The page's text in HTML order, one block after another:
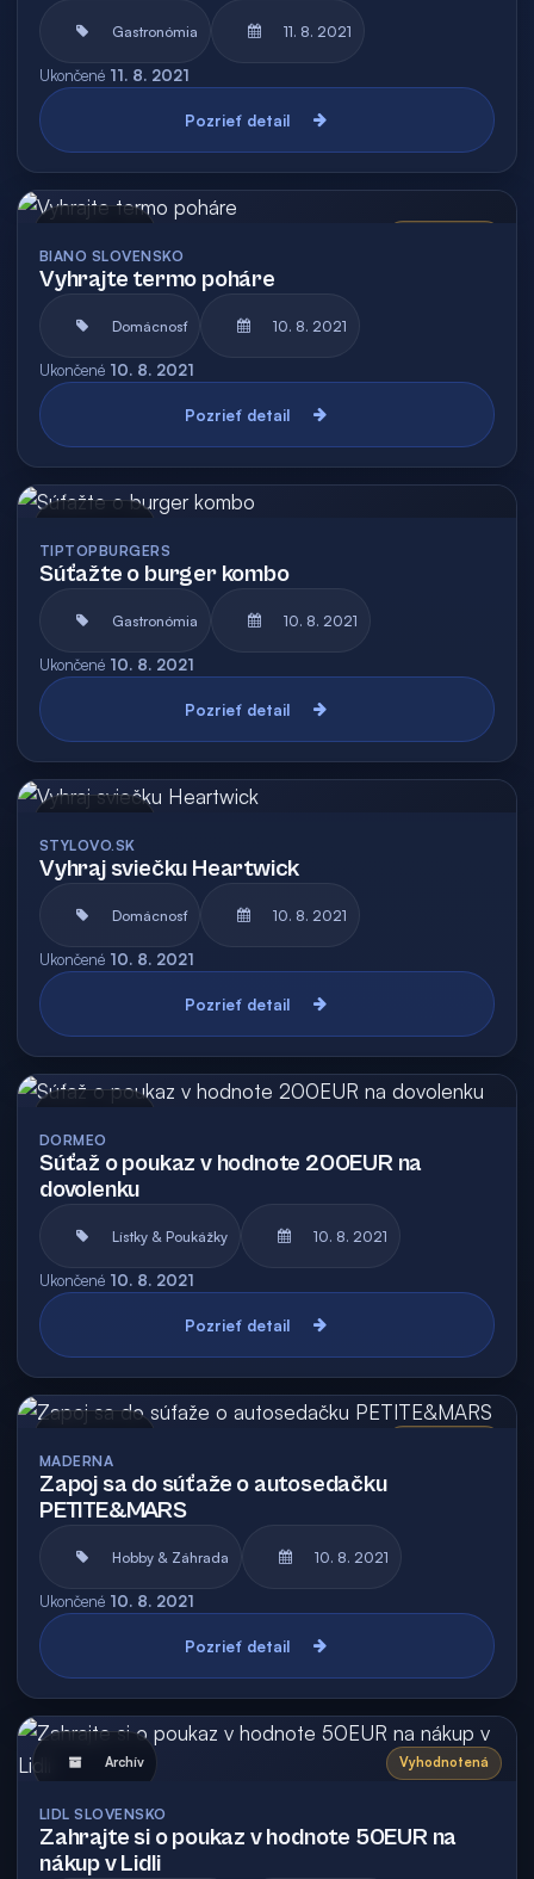
Gastronómia 11. 8. 2021
Ukončené 11. 8. 2021
Pozrieť detail
BIANO SLOVENSKO
Vyhrajte termo poháre
Domácnosť 10. 8. 2021
Ukončené 10. 8. 2021
Pozrieť detail
TIPTOPBURGERS
Súťažte o burger kombo
Gastronómia 10. 8. 2021
Ukončené 10. 8. 2021
Pozrieť detail
STYLOVO.SK
Vyhraj sviečku Heartwick
Domácnosť 10. 8. 2021
Ukončené 10. 8. 2021
Pozrieť detail
DORMEO
Súťaž o poukaz v hodnote 200EUR na
dovolenku
Lístky & Poukážky 10. 8. 2021
Ukončené 10. 8. 2021
Pozrieť detail
MADERNA
Zapoj sa do súťaže o autosedačku
PETITE&MARS
Hobby & Záhrada 10. 8. 2021
Ukončené 10. 8. 2021
Pozrieť detail
Archív Vyhodnotená
LIDL SLOVENSKO
Zahrajte si o poukaz v hodnote 50EUR na
nákup v Lidli